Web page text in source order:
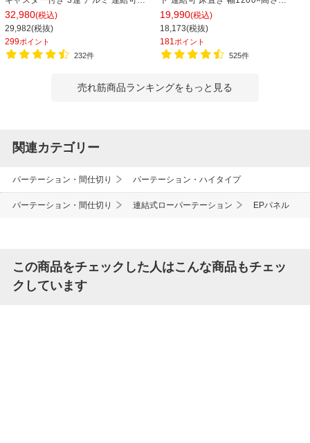
自立式 幅1800×高さ1800mm 移動式
衝立 オフィス
32,980(税込)
29,982(税抜)
299ポイント
232件
1800mm パーティション 衝立 間仕切
り オフィス 目隠し
19,990(税込)
18,173(税抜)
181 ポイント
525件
売れ筋商品ランキングをもっと見る
関連カテゴリー
パーテーション・間仕切り パーテーション・ハイタイプ
パーテーション・間仕切り 連結式ローパーテーション EPパネル
この商品をチェックした人はこんな商品もチェッ
クしています